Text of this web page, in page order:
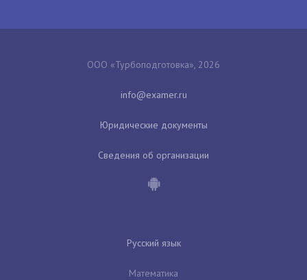
ООО «Турбоподготовка», 2026
Юридические документы
Сведения об организации
Русский язык
Математика